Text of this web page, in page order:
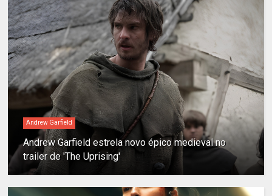
Andrew Garfield
Andrew Garfield estrela novo épico medieval no
trailer de 'The Uprising'